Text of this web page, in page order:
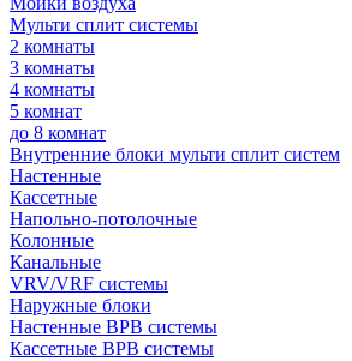
Мульти сплит системы
2 комнаты
3 комнаты
4 комнаты
5 комнат
до 8 комнат
Внутренние блоки мульти сплит систем
Настенные
Кассетные
Напольно-потолочные
Колонные
Канальные
VRV/VRF системы
Наружные блоки
Настенные ВРВ системы
Кассетные ВРВ системы